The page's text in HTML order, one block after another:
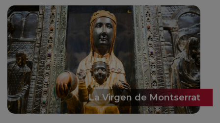
La Virgen de Montserrat